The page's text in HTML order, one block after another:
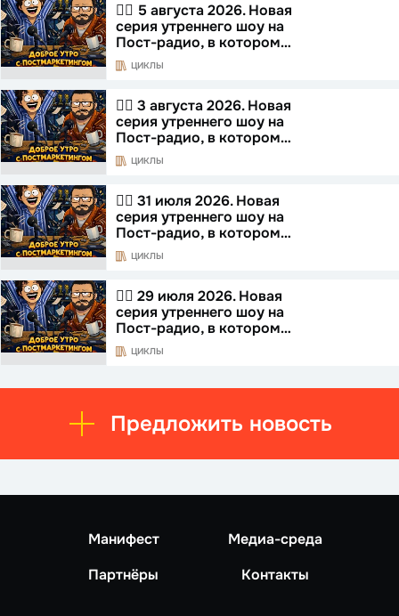
☝🏻 5 августа 2026. Новая
серия утреннего шоу на
Пост-радио, в котором…
ЦИКЛЫ
☝🏻 3 августа 2026. Новая
серия утреннего шоу на
Пост-радио, в котором…
ЦИКЛЫ
☝🏻 31 июля 2026. Новая
серия утреннего шоу на
Пост-радио, в котором…
ЦИКЛЫ
☝🏻 29 июля 2026. Новая
серия утреннего шоу на
Пост-радио, в котором…
ЦИКЛЫ
Предложить новость
Манифест
Медиа-среда
Партнёры
Контакты